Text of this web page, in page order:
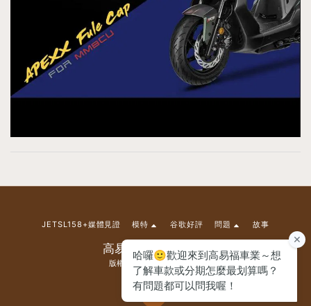
高易福車業有限公司
版權所有 © 2026 版權所有
JETSL158+媒體見證 模特 谷歌好評 問題 故事